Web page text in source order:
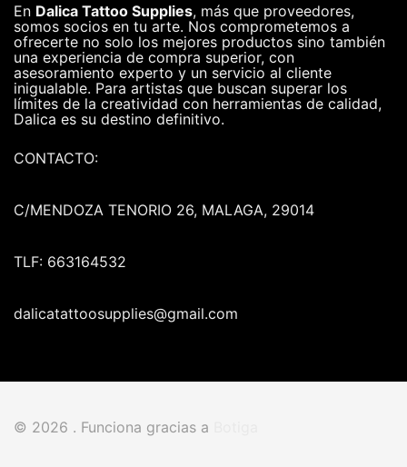
En Dalica Tattoo Supplies, más que proveedores,
somos socios en tu arte. Nos comprometemos a
ofrecerte no solo los mejores productos sino también
una experiencia de compra superior, con
asesoramiento experto y un servicio al cliente
inigualable. Para artistas que buscan superar los
límites de la creatividad con herramientas de calidad,
Dalica es su destino definitivo.
CONTACTO:
C/MENDOZA TENORIO 26, MALAGA, 29014
TLF: 663164532
dalicatattoosupplies@gmail.com
© 2026 . Funciona gracias a